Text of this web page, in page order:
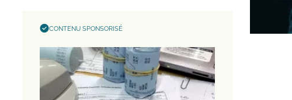
CONTENU SPONSORISÉ